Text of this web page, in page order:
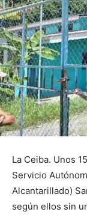
La Ceiba. Unos
Servicio
Alcantarillado)
según ellos sin